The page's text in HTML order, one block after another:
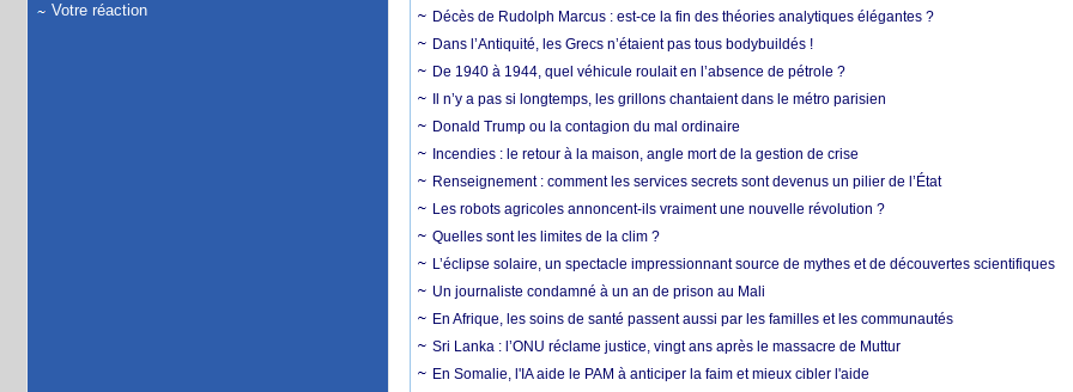
Votre réaction
Décès de Rudolph Marcus : est-ce la fin des théories analytiques élégantes ?
Dans l’Antiquité, les Grecs n’étaient pas tous bodybuildés !
De 1940 à 1944, quel véhicule roulait en l’absence de pétrole ?
Il n’y a pas si longtemps, les grillons chantaient dans le métro parisien
Donald Trump ou la contagion du mal ordinaire
Incendies : le retour à la maison, angle mort de la gestion de crise
Renseignement : comment les services secrets sont devenus un pilier de l’État
Les robots agricoles annoncent-ils vraiment une nouvelle révolution ?
Quelles sont les limites de la clim ?
L’éclipse solaire, un spectacle impressionnant source de mythes et de découvertes scientifiques
Un journaliste condamné à un an de prison au Mali
En Afrique, les soins de santé passent aussi par les familles et les communautés
Sri Lanka : l’ONU réclame justice, vingt ans après le massacre de Muttur
En Somalie, l'IA aide le PAM à anticiper la faim et mieux cibler l'aide